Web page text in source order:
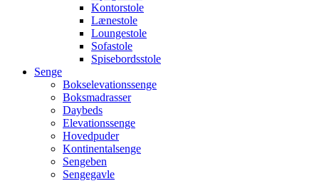
Kontorstole
Lænestole
Loungestole
Sofastole
Spisebordsstole
Senge
Bokselevationssenge
Boksmadrasser
Daybeds
Elevationssenge
Hovedpuder
Kontinentalsenge
Sengeben
Sengegavle